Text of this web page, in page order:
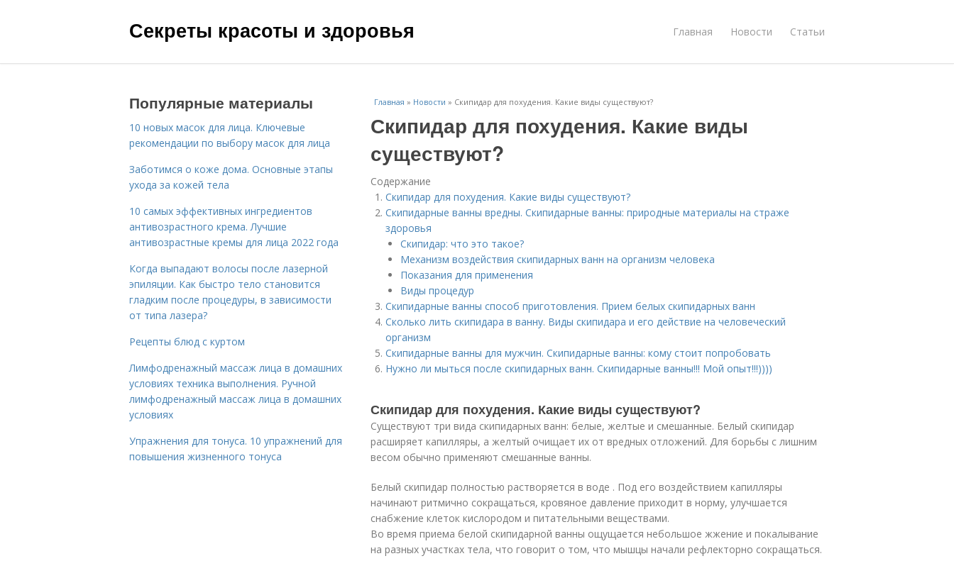
Секреты красоты и здоровья Главная Новости Статьи
Главная » Новости » Скипидар для похудения. Какие виды существуют?
Скипидар для похудения. Какие виды
существуют?
Содержание
Скипидар для похудения. Какие виды существуют?
Скипидарные ванны вредны. Скипидарные ванны: природные материалы на страже
здоровья
Скипидар: что это такое?
Механизм воздействия скипидарных ванн на организм человека
Показания для применения
Виды процедур
Скипидарные ванны способ приготовления. Прием белых скипидарных ванн
Сколько лить скипидара в ванну. Виды скипидара и его действие на человеческий
организм
Скипидарные ванны для мужчин. Скипидарные ванны: кому стоит попробовать
Нужно ли мыться после скипидарных ванн. Скипидарные ванны!!! Мой опыт!!!))))
Скипидар для похудения. Какие виды существуют?
Существуют три вида скипидарных ванн: белые, желтые и смешанные. Белый скипидар
расширяет капилляры, а желтый очищает их от вредных отложений. Для борьбы с лишним
весом обычно применяют смешанные ванны.
Белый скипидар полностью растворяется в воде . Под его воздействием капилляры
начинают ритмично сокращаться, кровяное давление приходит в норму, улучшается
снабжение клеток кислородом и питательными веществами.
Во время приема белой скипидарной ванны ощущается небольшое жжение и покалывание
на разных участках тела, что говорит о том, что мышцы начали рефлекторно сокращаться.
Популярные материалы
10 новых масок для лица. Ключевые
рекомендации по выбору масок для лица
Заботимся о коже дома. Основные этапы
ухода за кожей тела
10 самых эффективных ингредиентов
антивозрастного крема. Лучшие
антивозрастные кремы для лица 2022 года
Когда выпадают волосы после лазерной
эпиляции. Как быстро тело становится
гладким после процедуры, в зависимости
от типа лазера?
Рецепты блюд с куртом
Лимфодренажный массаж лица в домашних
условиях техника выполнения. Ручной
лимфодренажный массаж лица в домашних
условиях
Упражнения для тонуса. 10 упражнений для
повышения жизненного тонуса